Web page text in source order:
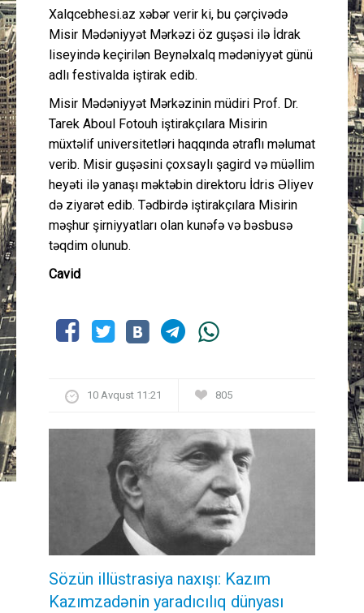
Xalqcebhesi.az xəbər verir ki, bu çərçivədə
Misir Mədəniyyət Mərkəzi öz guşəsi ilə İdrak
liseyində keçirilən Beynəlxalq mədəniyyət günü
adlı festivalda iştirak edib.
Misir Mədəniyyət Mərkəzinin müdiri Prof. Dr.
Tarek Aboul Fotouh iştirakçılara Misirin
müxtəlif universitetləri haqqında ətraflı məlumat
verib. Misir guşəsini çoxsaylı şagird və müəllim
heyəti ilə yanaşı məktəbin direktoru İdris Əliyev
də ziyarət edib. Tədbirdə iştirakçılara Misirin
məşhur şirniyyatları olan kunəfə və bəsbusə
təqdim olunub.
Cavid
10 Avqust 11:21 805
Sözün illüstrasiya naxışı: Kazım
Kazımzadənin yaradıcılıq dünyası